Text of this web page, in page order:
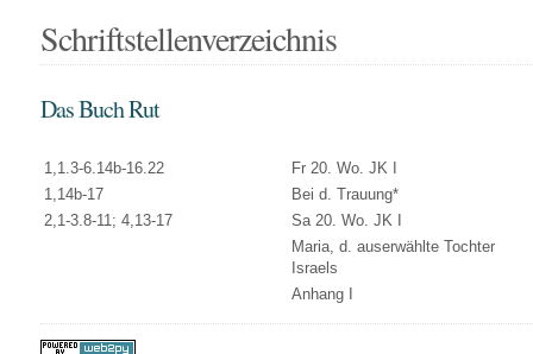
Schriftstellenverzeichnis
Das Buch Rut
1,1.3-6.14b-16.22
Fr 20. Wo. JK I
1,14b-17
Bei d. Trauung*
2,1-3.8-11; 4,13-17
Sa 20. Wo. JK I
Maria, d. auserwählte Tochter
Israels
Anhang I